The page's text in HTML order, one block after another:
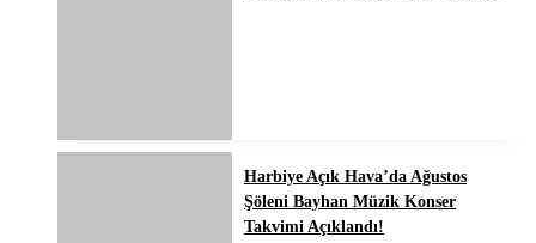
Harbiye Açık Hava’da Ağustos
Şöleni Bayhan Müzik Konser
Takvimi Açıklandı!